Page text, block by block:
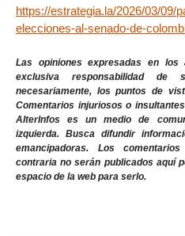
https://estrategia.la/2026/03/09/
elecciones-al-senado-de-
Las opiniones expresadas en
exclusiva responsabilidad
necesariamente, los puntos de
Comentarios injuriosos o
AlterInfos es un medio de
izquierda. Busca difundir
emancipadoras. Los
contraria no serán publicados aquí
espacio de la web para serlo.